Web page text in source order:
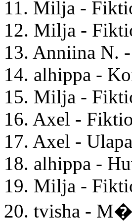
11. Milja -
12. Milja -
13. Anniina N.
14. alhippa -
15. Milja -
16. Axel -
17. Axel -
18. alhippa -
19. Milja -
20. tvisha -